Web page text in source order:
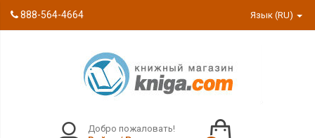
888-564-4664 Язык (RU)
Добро пожаловать!